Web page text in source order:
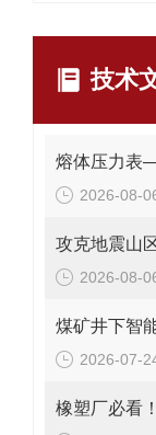
技术
2026-08-
2026-08-
煤矿井下智
2026-07-